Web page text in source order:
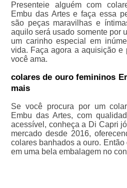
Presenteie alguém com
Embu das Artes e faça essa
são peças maravilhas e
aquilo será usado somente por
um carinho especial em
vida. Faça agora a aquisição e
você ama.
colares de ouro femininos
mais
Se você procura por um
Embu das Artes, com
acessível, conheça a Di Capri
mercado desde 2016,
colares banhados a ouro. Então
em uma bela embalagem no